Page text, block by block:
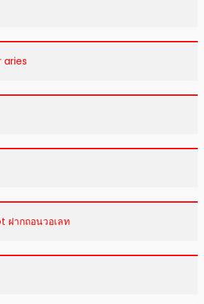
aries
ฝากถอนวอเลท